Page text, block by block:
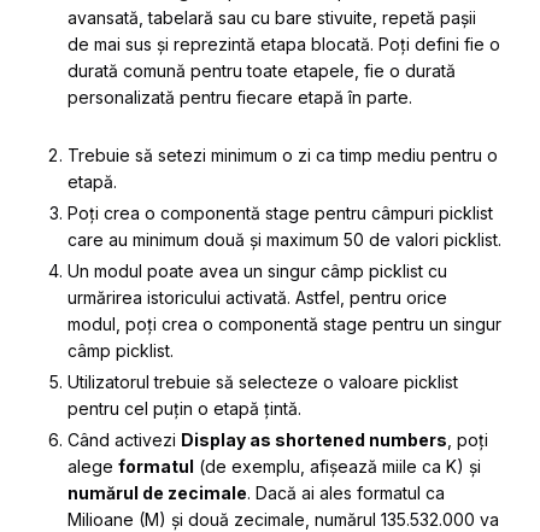
avansată, tabelară sau cu bare stivuite, repetă pașii
de mai sus și reprezintă etapa blocată. Poți defini fie o
durată comună pentru toate etapele, fie o durată
personalizată pentru fiecare etapă în parte.
Trebuie să setezi minimum o zi ca timp mediu pentru o
etapă.
Poți crea o componentă stage pentru câmpuri picklist
care au minimum două și maximum 50 de valori picklist.
Un modul poate avea un singur câmp picklist cu
urmărirea istoricului activată. Astfel, pentru orice
modul, poți crea o componentă stage pentru un singur
câmp picklist.
Utilizatorul trebuie să selecteze o valoare picklist
pentru cel puțin o etapă țintă.
Când activezi Display as shortened numbers , poți
alege formatul (de exemplu, afișează miile ca K) și
numărul de zecimale. Dacă ai ales formatul ca
Milioane (M) și două zecimale, numărul 135.532.000 va